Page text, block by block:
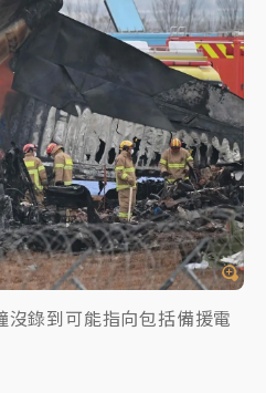
！少東涉洗錢遭收押 戴手銬
今起縮短股票「關禁閉」天
清大校長高為元致歉：機會
風來了！4縣市大雨特報、各
9000億元下半年續旺指
注的四大重點
錄到可能指向包括備援電